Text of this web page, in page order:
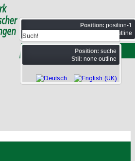
Position: position-1
none outline
Position: suche
Stil: none outline